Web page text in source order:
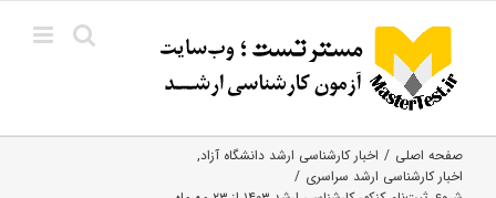
content
صفحه اصلی
اخبار کارشناسی ارشد دانشگاه آزاد
اخبار کارشناسی ارشد سراسری